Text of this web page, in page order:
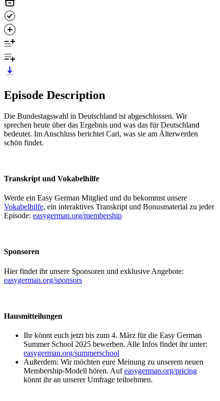
Episode Description
Die Bundestagswahl in Deutschland ist abgeschlossen. Wir
sprechen heute über das Ergebnis und was das für Deutschland
bedeutet. Im Anschluss berichtet Cari, was sie am Älterwerden
schön findet.
Transkript und Vokabelhilfe
Werde ein Easy German Mitglied und du bekommst unsere
Vokabelhilfe, ein interaktives Transkript und Bonusmaterial zu jeder
Episode: easygerman.org/membership
Sponsoren
Hier findet ihr unsere Sponsoren und exklusive Angebote:
easygerman.org/sponsors
Hausmitteilungen
Ihr könnt euch jetzt bis zum 4. März für die Easy German
Summer School 2025 bewerben. Alle Infos findet ihr unter:
easygerman.org/summerschool
Außerdem: Wir möchten eure Meinung zu unserem neuen
Membership-Modell hören. Aufeasygerman.org/pricing
könnt ihr an unserer Umfrage teilnehmen.